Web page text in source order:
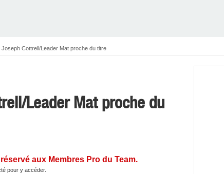
Joseph Cottrell/Leader Mat proche du titre
Leader Mat proche du
aux Membres Pro du Team.
pour y accéder.